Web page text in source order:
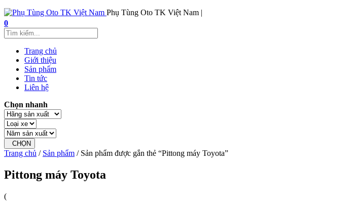
Phụ Tùng Oto TK Việt Nam |
0
Trang chủ
Giới thiệu
Sản phẩm
Tin tức
Liên hệ
Chọn nhanh
CHỌN
Trang chủ / Sản phẩm / Sản phẩm được gắn thẻ “Pittong máy Toyota”
Pittong máy Toyota
(